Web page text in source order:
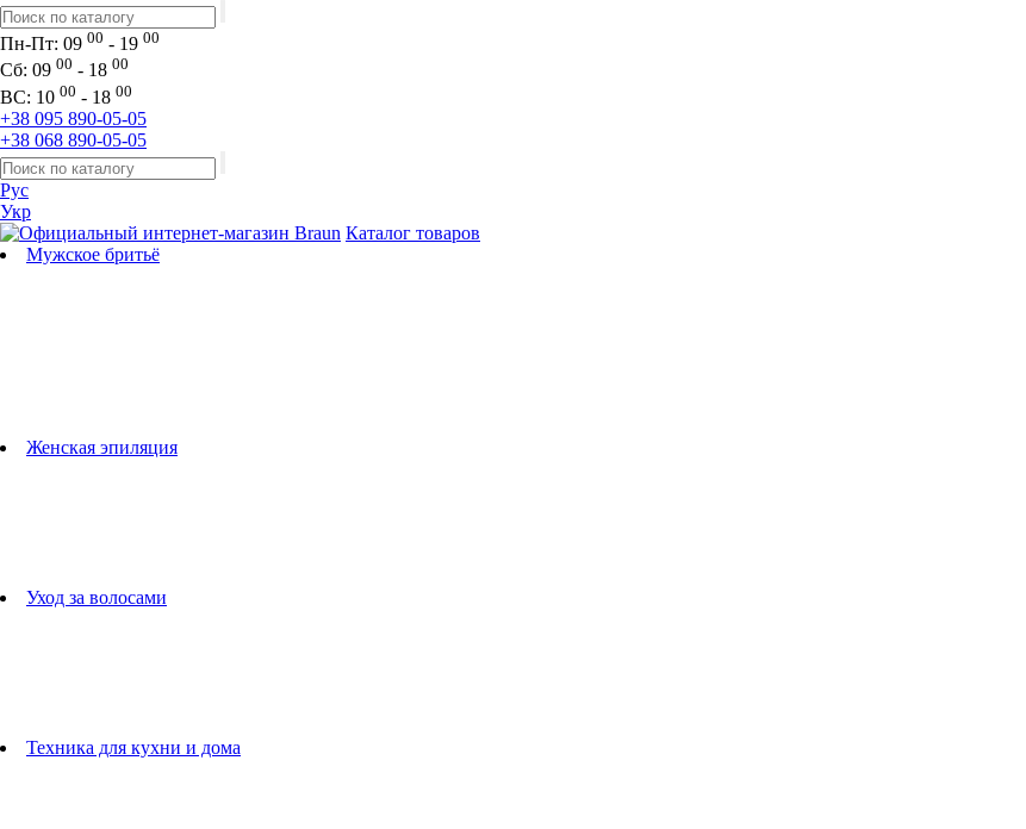
Пн-Пт: 09 00 - 19 00
Сб: 09 00 - 18 00
ВС: 10 00 - 18 00
+38 095 890-05-05
+38 068 890-05-05
Рус
Укр
Каталог товаров
Мужское бритьё
Женская эпиляция
Уход за волосами
Техника для кухни и дома